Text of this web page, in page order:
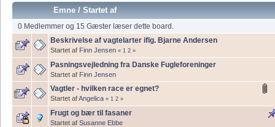
Emne /Startet af
0 Medlemmer og 15 Gæster læser dette board.
Beskrivelse af vagtelarter iflg. Bjarne Andersen
Startet af Finn Jensen « 1 2 »
Pasningsvejledning fra Danske Fugleforeninger
Startet af Finn Jensen
Vagtler - hvilken race er egnet?
Startet afAngelica « 1 2 »
Frugt og bær til fasaner
Startet af Susanne Ebbe